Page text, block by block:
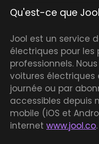
Qu'est-ce que
Jool est un service
électriques pour les
professionnels.
voitures électriques
journée ou par
accessibles depuis
mobile (iOS et
internet www.jool.co.